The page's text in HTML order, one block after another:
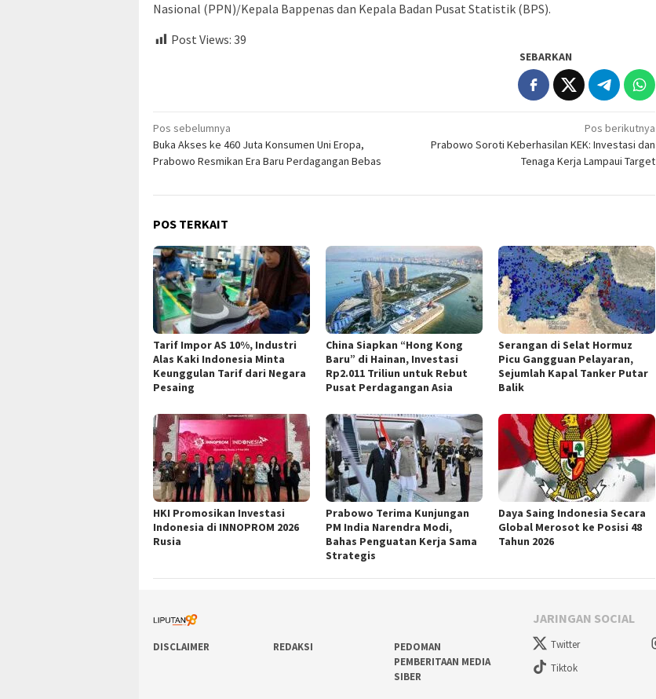
Nasional (PPN)/Kepala Bappenas dan Kepala Badan Pusat Statistik (BPS).
Post Views: 39
SEBARKAN
Navigasi
pos
Pos sebelumnya
Buka Akses ke 460 Juta Konsumen Uni Eropa,
Prabowo Resmikan Era Baru Perdagangan Bebas
Pos berikutnya
Prabowo Soroti Keberhasilan KEK: Investasi dan
Tenaga Kerja Lampaui Target
POS TERKAIT
Tarif Impor AS 10%, Industri
Alas Kaki Indonesia Minta
Keunggulan Tarif dari Negara
Pesaing
China Siapkan “Hong Kong
Baru” di Hainan, Investasi
Rp2.011 Triliun untuk Rebut
Pusat Perdagangan Asia
Serangan di Selat Hormuz
Picu Gangguan Pelayaran,
Sejumlah Kapal Tanker Putar
Balik
HKI Promosikan Investasi
Indonesia di INNOPROM 2026
Rusia
Prabowo Terima Kunjungan
PM India Narendra Modi,
Bahas Penguatan Kerja Sama
Strategis
Daya Saing Indonesia Secara
Global Merosot ke Posisi 48
Tahun 2026
DISCLAIMER REDAKSI
PEDOMAN
PEMBERITAAN MEDIA
SIBER
JARINGAN SOCIAL
Twitter
Tiktok